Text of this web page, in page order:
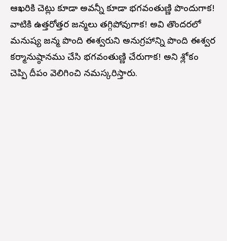
ఆఖరికి చెట్లు కూడా అవన్నీ కూడా భగవంతుణ్ణి పొందుగాక!
వాటికి ఉత్తరోత్తర జన్మలు తగ్గిపోవుగాక! అవి తొందరలో
మనుష్య జన్మ పొంది ఈశ్వరుని అనుగ్రహాన్ని పొంది ఈశ్వర
కర్మానుష్ఠానము చేసి భగవంతుణ్ణి చేరుగాక! అని శ్లోకం
చెప్పి దీపం వెలిగించి నమస్కరిస్తారు.